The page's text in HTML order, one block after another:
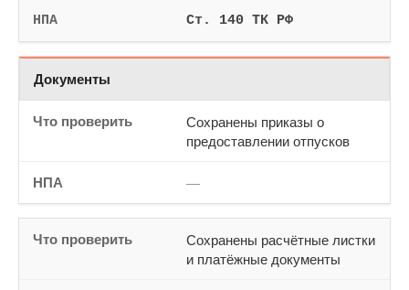
Ст. 140 ТК РФ
Документы
Сохранены приказы о
предоставлении отпусков
—
Сохранены расчётные листки
и платёжные документы